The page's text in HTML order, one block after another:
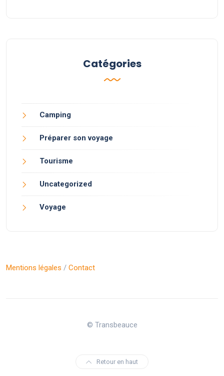
Catégories
Camping
Préparer son voyage
Tourisme
Uncategorized
Voyage
Mentions légales / Contact
© Transbeauce
Retour en haut